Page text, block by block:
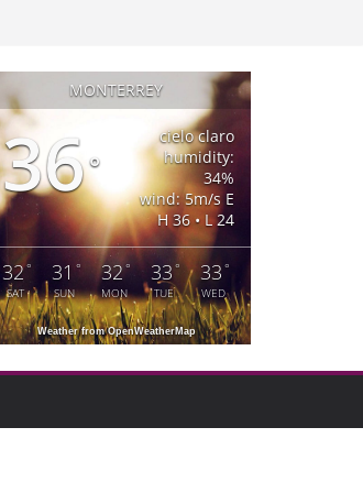
MONTERREY
36°
cielo claro
humidity:
34%
wind: 5m/s E
H 36 • L 24
32°
SAT
31 °
SUN
32°
MON
33 °
TUE
33 °
WED
Weather from OpenWeatherMap